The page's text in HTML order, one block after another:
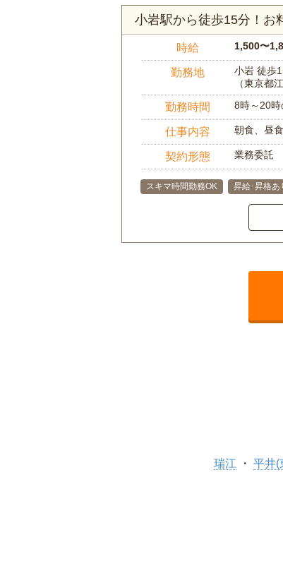
小岩駅から徒歩15分！お
時給 1,500〜
勤務地
小岩 徒歩
（東京都
勤務時間 8時～20
仕事内容 朝食、昼
契約形態 業務委託
スキマ時間勤務OK 昇給･昇格あ
瑞江 平井(